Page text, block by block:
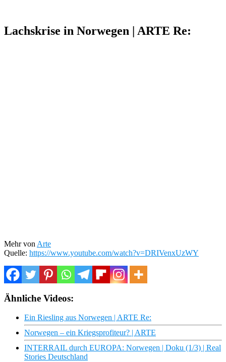
Lachskrise in Norwegen | ARTE Re:
Mehr von Arte
Quelle: https://www.youtube.com/watch?v=DRIVenxUzWY
Ähnliche Videos:
Ein Riesling aus Norwegen | ARTE Re:
Norwegen – ein Kriegsprofiteur? | ARTE
INTERRAIL durch EUROPA: Norwegen | Doku (1/3) | Real
Stories Deutschland